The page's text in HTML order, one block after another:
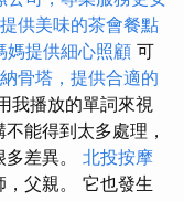
供美味的茶會餐點
媽提供細心照顧 可
納骨塔，提供合適的
我播放的單詞來視
能得到太多處理，
差異。 北投按摩
父親。 它也發生